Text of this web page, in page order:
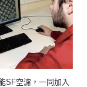
SF空濾，一同加入